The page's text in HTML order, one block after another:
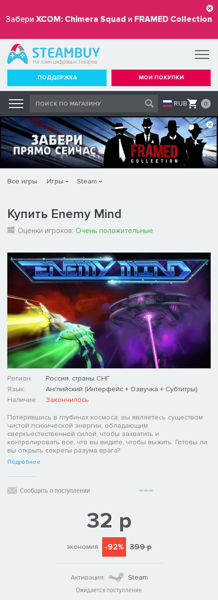
Забери XCOM: Chimera Squad и FRAMED Collection
бесплатно
ПОДДЕРЖКА МОИ ПОКУПКИ
RUB 0
Все игры Игры Steam
Купить Enemy Mind
Оценки игроков: Очень положительные
Регион:
Россия, страны СНГ
Язык:
Английский (Интерфейс + Озвучка + Субтитры)
Наличие:
Закончилось
Потерявшись в глубинах космоса, вы являетесь существом
чистой психической энергии, обладающим
сверхъестественной силой, чтобы захватить и
контролировать все, что вы видите, чтобы выжить. Готовы ли
вы открыть секреты разума врага?
Подробнее
Сообщить о поступлении
32 р
экономия -92% 399 р
Активация:
Steam
Ожидается поступление